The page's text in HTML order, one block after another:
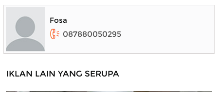
Fosa
087880050295
IKLAN LAIN YANG SERUPA